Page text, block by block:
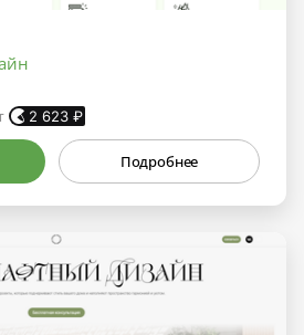
2 623 ₽
Подробнее